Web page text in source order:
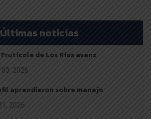
Últimas noticias
Frutícola de Los Ríos avanz
2026
aprendieron sobre manejo
2026